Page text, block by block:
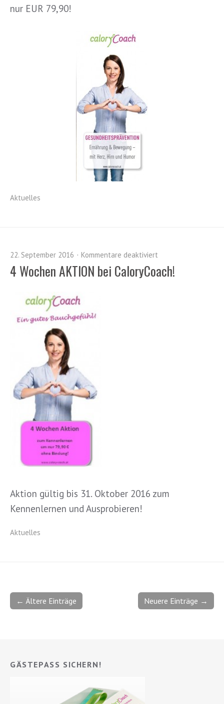
nur EUR 79,90!
Aktuelles
22. September 2016 Kommentare deaktiviert
4 Wochen AKTION bei CaloryCoach!
Aktion gültig bis 31. Oktober 2016 zum
Kennenlernen und Ausprobieren!
Aktuelles
← Ältere Einträge Neuere Einträge →
GÄSTEPASS SICHERN!